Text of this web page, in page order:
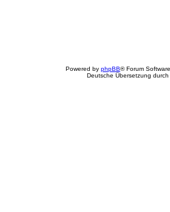
Powered by phpBB® Forum
Deutsche Übersetzung durch